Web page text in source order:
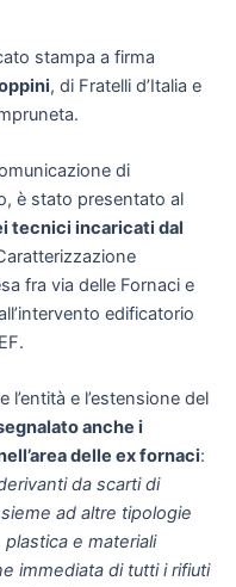
stampa a firma
, di Fratelli d’Italia e
di
è stato presentato al
tecnici incaricati dal
fra via delle Fornaci e
edificatorio
e l’estensione del
anche i
delle ex fornaci:
da scarti di
ad altre tipologie
e materiali
immediata di tutti i rifiuti